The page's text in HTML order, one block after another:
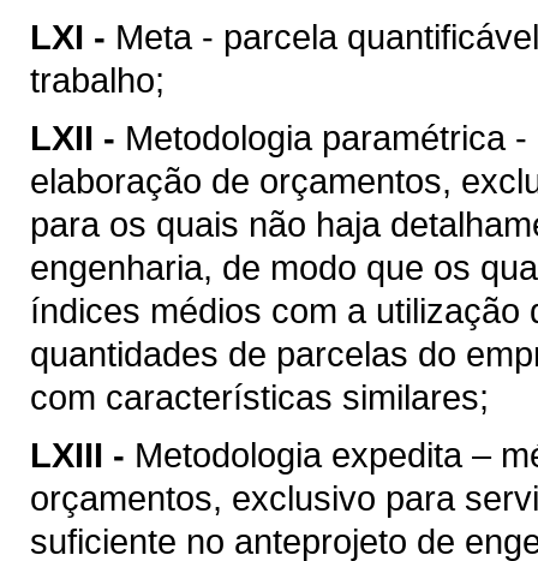
LXI - Meta - parcela
trabalho;
LXII - Metodologia paramétrica
elaboração de orçamentos,
para os quais não haja
engenharia, de modo que os
índices médios com a
quantidades de parcelas do
com características similares;
LXIII - Metodologia expedita –
orçamentos, exclusivo para
suficiente no anteprojeto de